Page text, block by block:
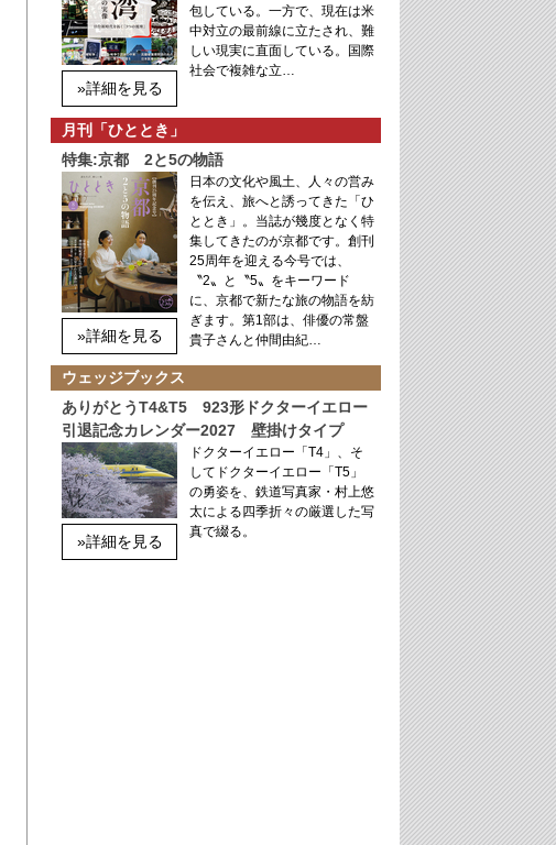
»詳細を見る
包している。一方で、現在は米
中対立の最前線に立たされ、難
しい現実に直面している。国際
社会で複雑な立…
月刊「ひととき」
特集:京都 2と5の物語
»詳細を見る
日本の文化や風土、人々の営み
を伝え、旅へと誘ってきた「ひ
ととき」。当誌が幾度となく特
集してきたのが京都です。創刊
25周年を迎える今号では、
〝2〟と〝5〟をキーワード
に、京都で新たな旅の物語を紡
ぎます。第1部は、俳優の常盤
貴子さんと仲間由紀…
ウェッジブックス
ありがとうT4&T5 923形ドクターイエロー
引退記念カレンダー2027 壁掛けタイプ
»詳細を見る
ドクターイエロー「T4」、そ
してドクターイエロー「T5」
の勇姿を、鉄道写真家・村上悠
太による四季折々の厳選した写
真で綴る。